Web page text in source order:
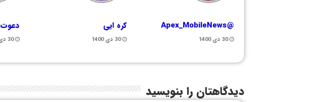
@Apex_MobileNews
30 دی 1400
کره ایی
30 دی 1400
دعوت
30 دی 1400
دیدگاهتان را بنویسید